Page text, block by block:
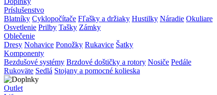
Príslušenstvo
Blatníky Cyklopočítače Fľašky a držiaky Hustilky Náradie Okuliare
Osvetlenie Prilby Tašky Zámky
Oblečenie
Dresy Nohavice Ponožky Rukavice Šatky
Komponenty
Bezdušové systémy Brzdové doštičky a rotory Nosiče Pedále
Rukoväte Sedlá Stojany a pomocné kolieska
Outlet